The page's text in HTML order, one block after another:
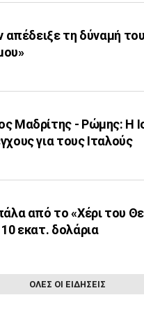
απέδειξε τη δύναμή
Μαδρίτης - Ρώμης: Η
για τους Ιταλούς
από το «Χέρι του
εκατ. δολάρια
ΟΛΕΣ ΟΙ ΕΙΔΗΣΕΙΣ